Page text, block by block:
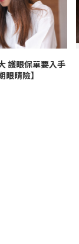
護眼保單要入手
眼睛險】